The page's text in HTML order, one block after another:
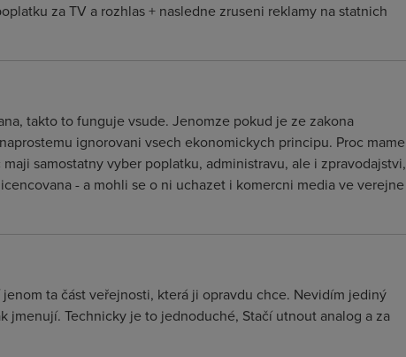
za TV a rozhlas + nasledne zruseni reklamy na statnich
takto to funguje vsude. Jenomze pokud je ze zakona
ignorovani vsech ekonomickych principu. Proc mame
samostatny vyber poplatku, administravu, ale i zpravodajstvi,
- a mohli se o ni uchazet i komercni media ve verejne
ta část veřejnosti, která ji opravdu chce. Nevidím jediný
jmenují. Technicky je to jednoduché, Stačí utnout analog a za